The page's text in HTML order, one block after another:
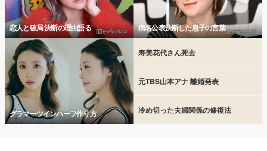
恋人と破局 決断の理由語る 病名公表決断した息子の言葉
グラマーツインハーフ作り方
寿美花代さん死去
元TBS山本アナ 離婚発表
冷め切った夫婦関係の修復法